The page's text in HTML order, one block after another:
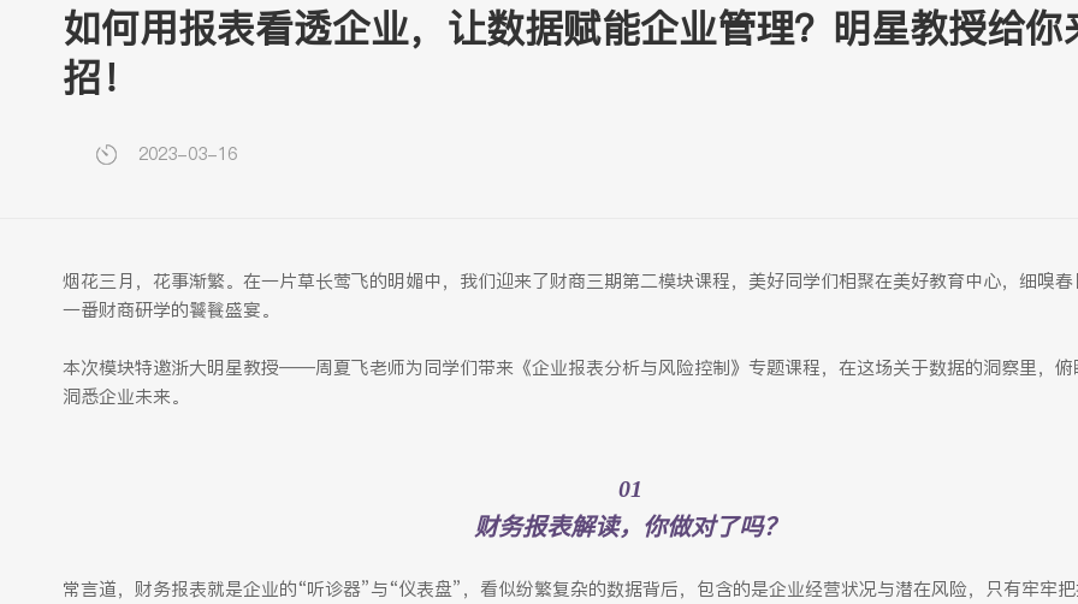
如何用报表看透企业，让数据赋能企业管理？明星教授给你
招！
2023-03-16
烟花三月，花事渐繁。在一片草长莺飞的明媚中，我们迎来了财商三期第二模块课程，美好同学们相聚在美好教育中心，细嗅
一番财商研学的饕餮盛宴。
本次模块特邀浙大明星教授——周夏飞老师为同学们带来《企业报表分析与风险控制》专题课程，在这场关于数据的洞察里，俯
洞悉企业未来。
01
财务报表解读，你做对了吗？
常言道，财务报表就是企业的“听诊器”与“仪表盘”，看似纷繁复杂的数据背后，包含的是企业经营状况与潜在风险，只有牢牢